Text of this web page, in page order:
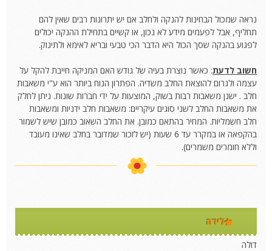
נראה שמכול הבחינות להנקה ולחלב אם יש יתרונות רבים שאין להם
תחליף, אבל לפעמים מידע לא נכון, או קשיים בתחילת ההנקה יכולים
לפגוע בהנקה שסך הכול היא הדבר הכי טבעי ובריא לאימא ולתינוק.
חשוב לדעת: כאשר נוצרת בעיה של גודש האם המניקה חייבת להקל על
עצמה ולגרום להוצאת החלב משדיה. הפתרון הנוח ביותר הוא ע"י משאבות
חלב . ישנן משאבות רבות בשוק, המוצעות על ידי חברות שונות. ניתן לחלק
את משאבות החלב לשני סוגים עיקריים: משאבות חלב ידניות ומשאבות
חלב חשמליות. המחיר בהתאם כמובן. את החלב השאוב כמובן שיש לשמור
בהקפאה או במקרר עד 6 שעות (יש לזכור שמדובר בחלב שאינו מעובד
וללא חומרים משמרים).
לידה
דולה